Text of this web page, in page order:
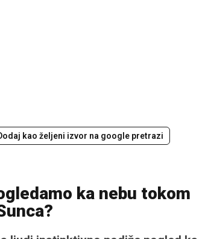
kao željeni izvor na google pretrazi
ka nebu tokom